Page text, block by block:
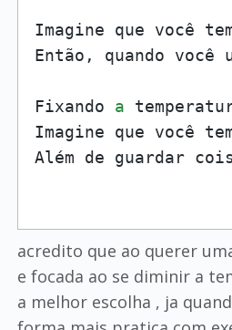
Imagine que você
Então, quando você
Fixando a
Imagine que você
Além de guardar
acredito que ao querer
e focada ao se diminir a
a melhor escolha , ja